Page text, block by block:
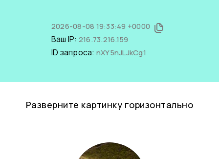
2026-08-08 19:33:49 +0000
Ваш IP: 216.73.216.159
ID запроса: nXY5nJLJkCg1
Разверните картинку горизонтально